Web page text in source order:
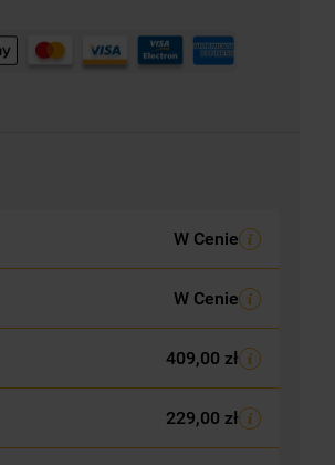
W Cenie
W Cenie
409,00 zł
229,00 zł